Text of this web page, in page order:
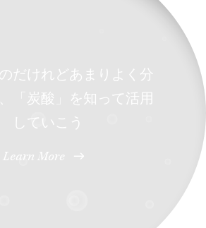
だけれどあまりよく分
「炭酸」を知って活用
していこう
Learn More